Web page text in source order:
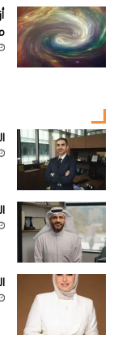
فقد عملت نحو عشر
وقبل أن تستخدم
السويد، وكذلك في
[KSAGRelatedArticles] [ASPDRelatedArticles]
website_ksag